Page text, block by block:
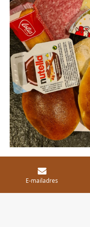
Sandra en Geert
E-mailadres